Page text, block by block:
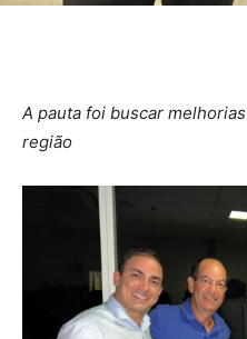
A pauta foi buscar
região